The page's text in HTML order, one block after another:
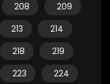
208
209
213
214
218
219
223
224